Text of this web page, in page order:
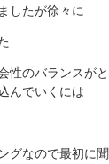
したが徐々に
性のバランスが
んでいくには
グなので最初に